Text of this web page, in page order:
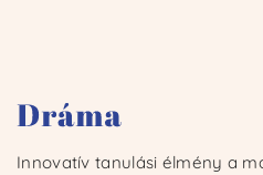
Innovatív tanulási élmény a